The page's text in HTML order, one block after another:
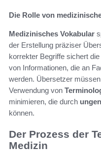
Die Rolle von
Medizinisches Vokabular
der Erstellung präziser
korrekter Begriffe sichert
von Informationen, die an
werden. Übersetzer
Verwendung von
minimieren, die durch
können.
Der Prozess der
Medizin